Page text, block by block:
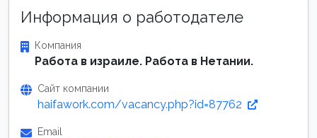
Информация о работодателе
Компания
Работа в израиле. Работа в Нетании.
Сайт компании
haifawork.com/vacancy.php?id=87762
Email